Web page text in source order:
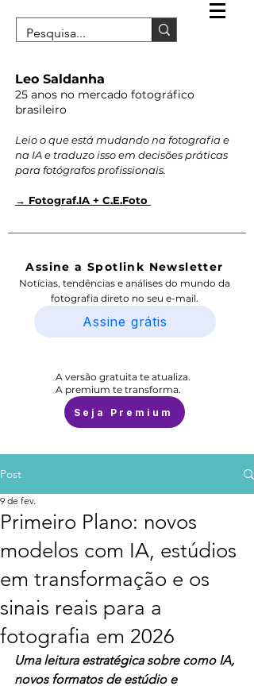
Leo Saldanha
25 anos no mercado fotográfico
brasileiro
Leio o que está mudando na fotografia e
na IA e traduzo isso em decisões práticas
para fotógrafos profissionais.
→ Fotograf.IA + C.E.Foto
Assine a Spotlink Newsletter
Notícias, tendências e análises do mundo da
fotografia direto no seu e-mail.
Assine grátis
A versão gratuita te atualiza.
A premium te transforma.
Seja Premium
Post
Primeiro Plano: novos
modelos com IA, estúdios
em transformação e os
sinais reais para a
fotografia em 2026
9 de fev.
Uma leitura estratégica sobre como IA,
novos formatos de estúdio e